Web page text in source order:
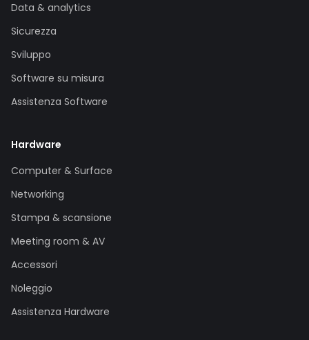
Data & analytics
Sicurezza
Sviluppo
Software su misura
Assistenza Software
Hardware
Computer & Surface
Networking
Stampa & scansione
Meeting room & AV
Accessori
Noleggio
Assistenza Hardware